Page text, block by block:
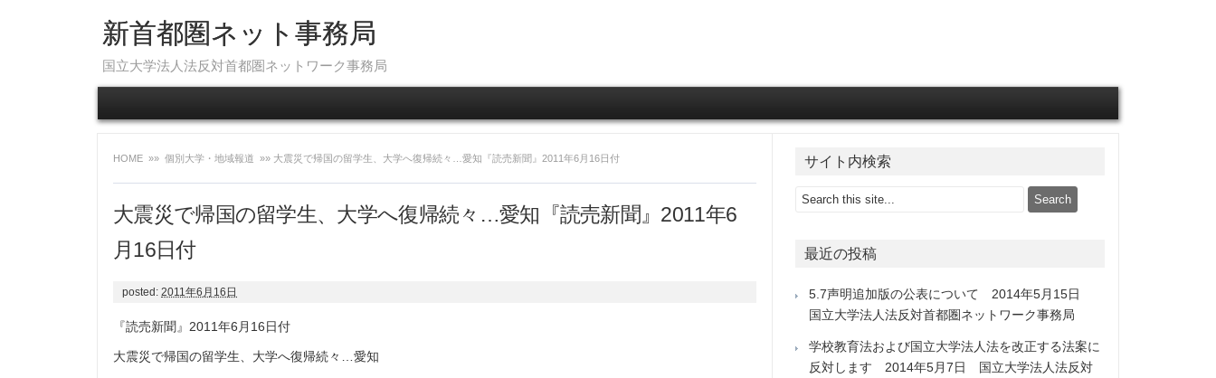
新首都圏ネット事務局
国立大学法人法反対首都圏ネットワーク事務局
HOME »» 個別大学・地域報道 »» 大震災で帰国の留学生、大学へ復帰続々…愛知『読売新聞』2011年6月16日付
大震災で帰国の留学生、大学へ復帰続々…愛知『読売新聞』2011年6
月16日付
posted: 2011年6月16日
『読売新聞』2011年6月16日付
大震災で帰国の留学生、大学へ復帰続々…愛知
サイト内検索
最近の投稿
5.7声明追加版の公表について 2014年5月15日
国立大学法人法反対首都圏ネットワーク事務局
学校教育法および国立大学法人法を改正する法案に
反対します 2014年5月7日 国立大学法人法反対